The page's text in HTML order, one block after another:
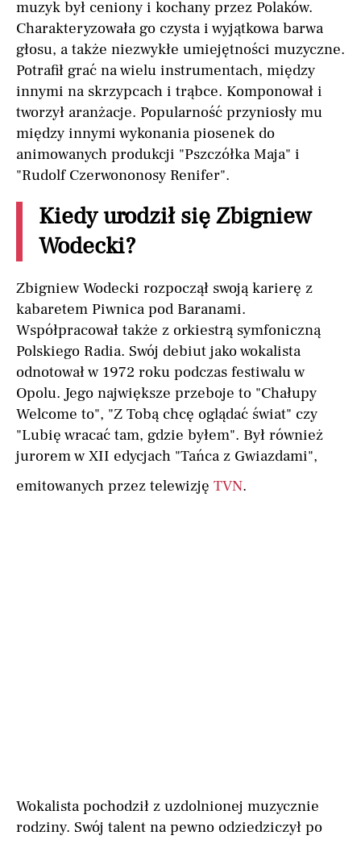
muzyk był ceniony i kochany przez Polaków.
Charakteryzowała go czysta i wyjątkowa barwa
głosu, a także niezwykłe umiejętności muzyczne.
Potrafił grać na wielu instrumentach, między
innymi na skrzypcach i trąbce. Komponował i
tworzył aranżacje. Popularność przyniosły mu
między innymi wykonania piosenek do
animowanych produkcji "Pszczółka Maja" i
"Rudolf Czerwononosy Renifer".
Kiedy urodził się Zbigniew
Wodecki?
Zbigniew Wodecki rozpoczął swoją karierę z
kabaretem Piwnica pod Baranami.
Współpracował także z orkiestrą symfoniczną
Polskiego Radia. Swój debiut jako wokalista
odnotował w 1972 roku podczas festiwalu w
Opolu. Jego największe przeboje to "Chałupy
Welcome to", "Z Tobą chcę oglądać świat" czy
"Lubię wracać tam, gdzie byłem". Był również
jurorem w XII edycjach "Tańca z Gwiazdami",
emitowanych przez telewizję TVN.
Wokalista pochodził z uzdolnionej muzycznie
rodziny. Swój talent na pewno odziedziczył po